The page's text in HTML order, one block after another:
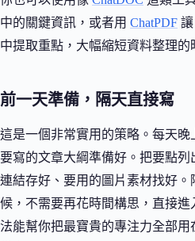
中的關鍵資訊，或者用 ChatPDF
中提取重點，大幅縮短資料整理的
前一天準備，隔天直接寫
這是一個非常實用的策略。每天晚
要寫的文章大綱準備好。把要點列
連結存好、要用的圖片素材找好。
候，不需要再花時間構思，直接進
法能幫你把最寶貴的專注力全部